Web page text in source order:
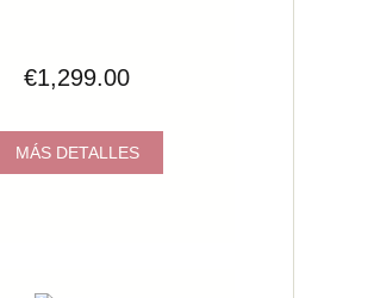
€1,299.00
MÁS DETALLES